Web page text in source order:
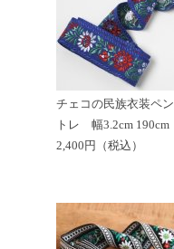
bábovkaについて
ご注文・送料について
チェコの民族衣装ペン
トレ 幅3.2cm 190cm
2,400円（税込）